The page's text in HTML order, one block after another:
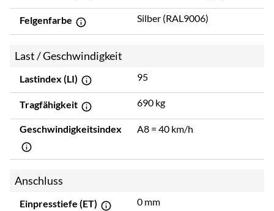
Felgenfarbe Silber (RAL9006)
Last / Geschwindigkeit
Lastindex (LI) 95
Tragfähigkeit 690 kg
Geschwindigkeitsindex A8 = 40 km/h
Anschluss
Einpresstiefe (ET) 0 mm